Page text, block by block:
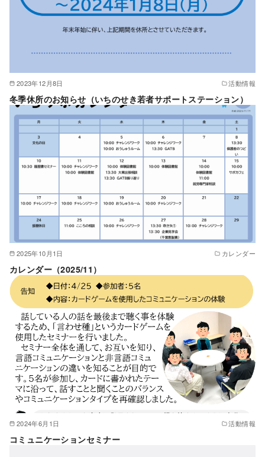
2023年12月8日 活動情報
冬季休所のお知らせ（いちのせき若者サポートステーション）
2025年10月1日 カレンダー
カレンダー（2025/11）
2024年6月1日 活動情報
コミュニケーションセミナー